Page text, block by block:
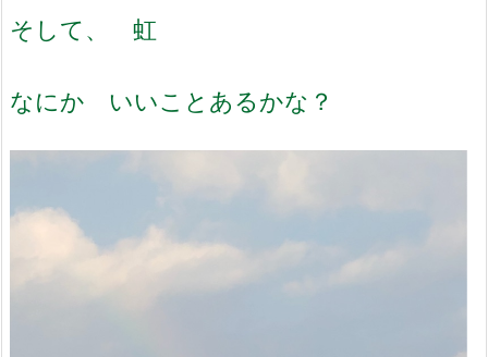
そして、 虹
なにか いいことあるかな？